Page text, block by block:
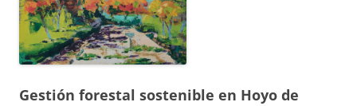
Gestión forestal sostenible en Hoyo de